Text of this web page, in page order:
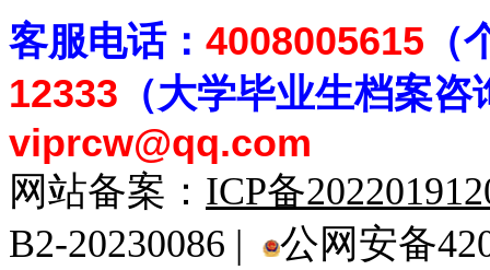
客服电话： 4008005615
12333 （大学毕业生档案咨
viprcw@qq.com
网站备案： ICP备
B2-20230086 |
公网安备